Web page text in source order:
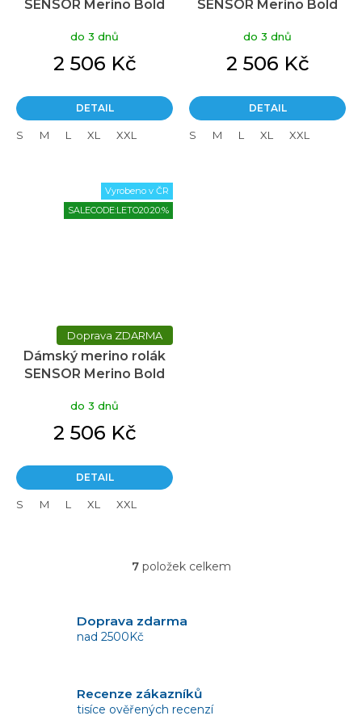
SENSOR Merino Bold
do 3 dnů
2 506 Kč
DETAIL
S M L XL XXL
SENSOR Merino Bold
do 3 dnů
2 506 Kč
DETAIL
S M L XL XXL
Vyrobeno v ČR
SALECODE:LETO20:20:%
ZDARMA
Dámský merino rolák
SENSOR Merino Bold
do 3 dnů
2 506 Kč
DETAIL
S M L XL XXL
O
á
p
r
7položek celkem
Doprava zdarma
nad 2500Kč
Recenze zákazníků
tisíce ověřených recenzí